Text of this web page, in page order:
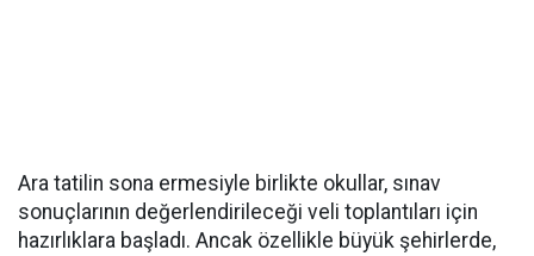
Ara tatilin sona ermesiyle birlikte okullar, sınav
sonuçlarının değerlendirileceği veli toplantıları için
hazırlıklara başladı. Ancak özellikle büyük şehirlerde,